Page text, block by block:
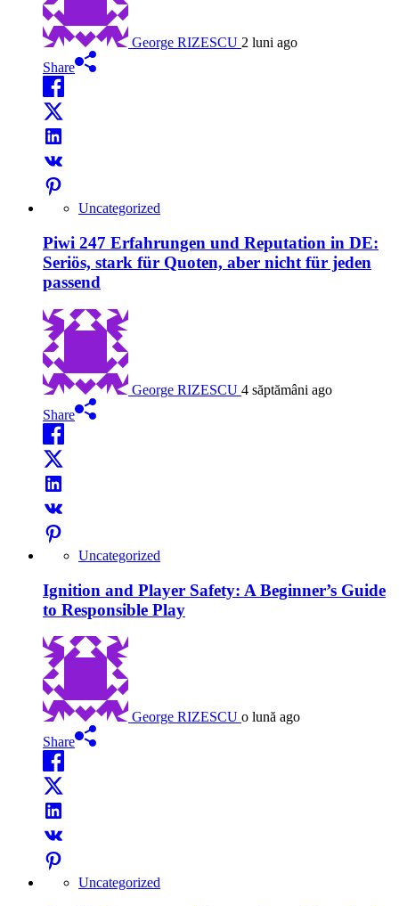
George RIZESCU 2 luni ago
Share
Uncategorized
Piwi 247 Erfahrungen und Reputation in DE:
Seriös, stark für Quoten, aber nicht für jeden
passend
George RIZESCU 4 săptămâni ago
Share
Uncategorized
Ignition and Player Safety: A Beginner’s Guide
to Responsible Play
George RIZESCU o lună ago
Share
Uncategorized